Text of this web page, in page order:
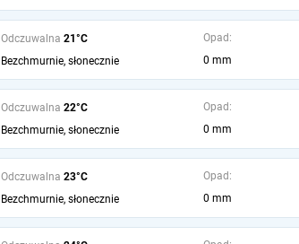
Odczuwalna 21°C
Bezchmurnie, słonecznie
Opad:
0 mm
Odczuwalna 22°C
Bezchmurnie, słonecznie
Opad:
0 mm
Odczuwalna 23°C
Bezchmurnie, słonecznie
Opad:
0 mm